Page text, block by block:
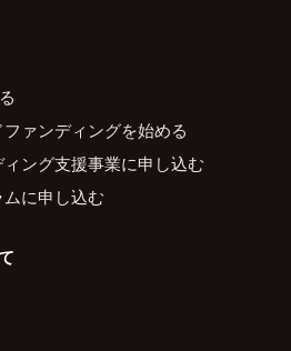
ァンディングを始める
ング支援事業に申し込む
に申し込む